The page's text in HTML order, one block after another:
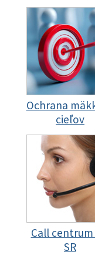
Ochrana
cieľov
Call centrum
SR